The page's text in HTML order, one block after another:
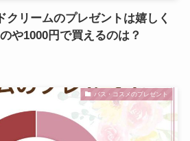
クリームのプレゼントは嬉しく
や1000円で買えるのは？
バス・コスメのプレゼント